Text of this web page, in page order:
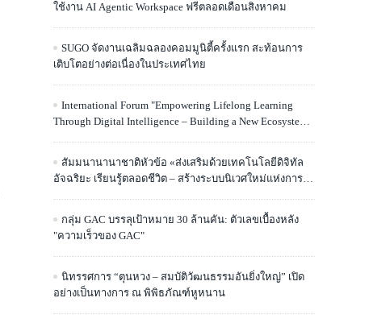
ใช้งาน AI Agentic Workspace ฟรีตลอดเดือนสิงหาคม
SUGO จัดงานเฉลิมฉลองคอมมูนิตี้ครั้งแรก สะท้อนการ
เติบโตอย่างต่อเนื่องในประเทศไทย
International Forum "Empowering Lifelong Learning
Through Digital Intelligence – Building a New Ecosystem
สัมมนานานาชาติหัวข้อ «ส่งเสริมด้วยเทคโนโลยีดิจิทัล
อัจฉริยะ เรียนรู้ตลอดชีวิต – สร้างระบบนิเวศใหม่แห่งการ
กลุ่ม GAC บรรลุเป้าหมาย 30 ล้านคัน: ตัวเลขเบื้องหลัง
"ความเร็วของ GAC"
นิทรรศการ “ตุนหวง – สมบัติวัฒนธรรมอันยิ่งใหญ่” เปิด
อย่างเป็นทางการ ณ พิพิธภัณฑ์หูหนาน